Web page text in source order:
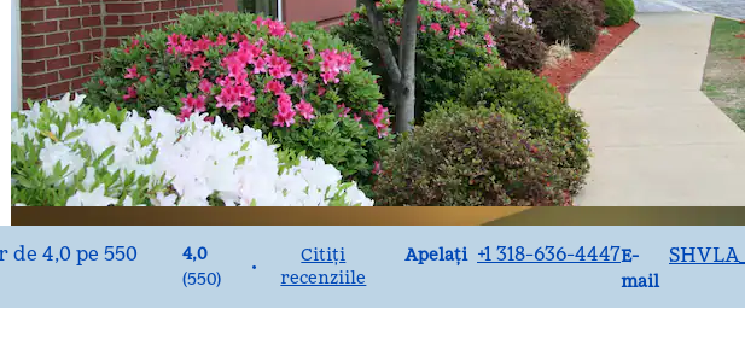
4,0
(550)
•
Citiți
recenziile
Apelați
Apel +1 318-636-4447E-
mail
Email